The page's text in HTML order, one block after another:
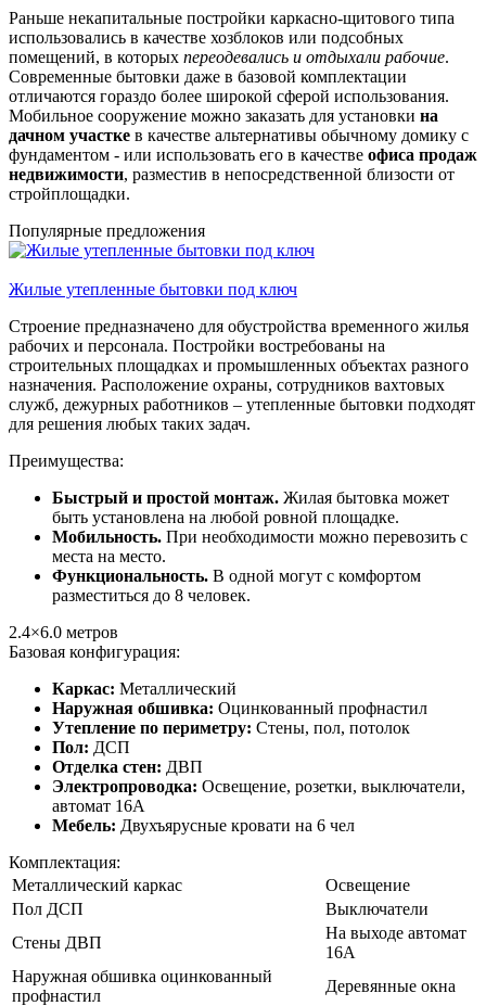
Раньше некапитальные постройки каркасно-щитового типа
использовались в качестве хозблоков или подсобных
помещений, в которых переодевались и отдыхали рабочие.
Современные бытовки даже в базовой комплектации
отличаются гораздо более широкой сферой использования.
Мобильное сооружение можно заказать для установки на
дачном участке в качестве альтернативы обычному домику с
фундаментом - или использовать его в качестве офиса продаж
недвижимости, разместив в непосредственной близости от
стройплощадки.
Популярные предложения
Жилые утепленные бытовки под ключ
Строение предназначено для обустройства временного жилья
рабочих и персонала. Постройки востребованы на
строительных площадках и промышленных объектах разного
назначения. Расположение охраны, сотрудников вахтовых
служб, дежурных работников – утепленные бытовки подходят
для решения любых таких задач.
Преимущества:
Быстрый и простой монтаж. Жилая бытовка может
быть установлена на любой ровной площадке.
Мобильность. При необходимости можно перевозить с
места на место.
Функциональность. В одной могут с комфортом
разместиться до 8 человек.
2.4×6.0 метров
Базовая конфигурация:
Каркас: Металлический
Наружная обшивка: Оцинкованный профнастил
Утепление по периметру: Стены, пол, потолок
Пол: ДСП
Отделка стен: ДВП
Электропроводка: Освещение, розетки, выключатели,
автомат 16А
Мебель: Двухъярусные кровати на 6 чел
Комплектация:
Металлический каркас
Освещение
Пол ДСП
Выключатели
Стены ДВП
На выходе автомат
16А
Наружная обшивка оцинкованный
профнастил
Деревянные окна